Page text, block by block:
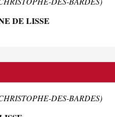
DE LISSE
DES-BARDES)